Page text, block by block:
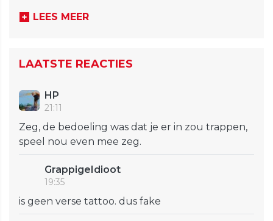
LEES MEER
LAATSTE REACTIES
HP
21:11
Zeg, de bedoeling was dat je er in zou trappen,
speel nou even mee zeg.
GrappigeIdioot
19:35
is geen verse tattoo. dus fake